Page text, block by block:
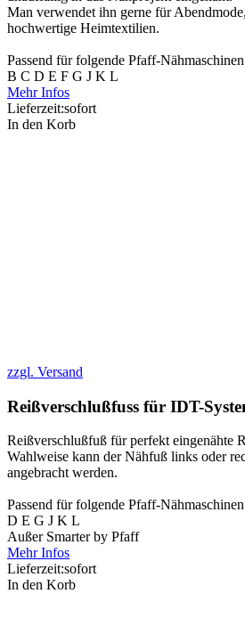
Man verwendet ihn gerne für
hochwertige Heimtextilien.
Passend für folgende Pfaff-
B C D E F G J K L
Mehr Infos
Lieferzeit:sofort
In den Korb
zzgl. Versand
Reißverschlußfuss für IDT-
Reißverschlußfuß für perfekt eingenähte
Wahlweise kann der Nähfuß links oder
angebracht werden.
Passend für folgende Pfaff-
D E G J K L
Außer Smarter by Pfaff
Mehr Infos
Lieferzeit:sofort
In den Korb